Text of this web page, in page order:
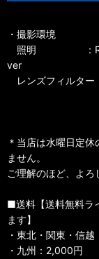
・撮影環境
照明 ：Red
ver
レンズフィルター
＊当店は水曜日定
ません。
ご理解のほど、よろ
■送料【送料無料ラ
ます】
・東北・関東・信
・九州：2,000円